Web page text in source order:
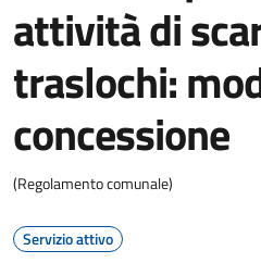
attività di
traslochi:
concessione
(Regolamento comunale)
Servizio attivo